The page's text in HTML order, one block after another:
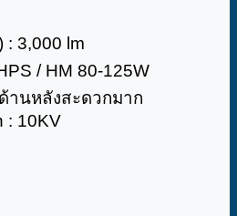
: 3,000 lm
/ HM 80-125W
านหลังสะดวกมาก
: 10KV